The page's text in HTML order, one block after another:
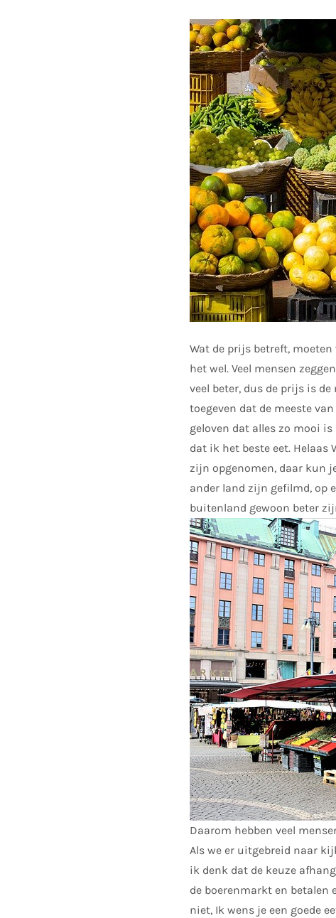
Wat de prijs betreft,
het wel. Veel mensen
veel beter, dus de prijs is
toegeven dat de meeste
geloven dat alles zo mooi
dat ik het beste eet.
zijn opgenomen, daar kun
ander land zijn gefilmd, op
buitenland gewoon beter
Daarom hebben veel
Als we er uitgebreid naar
ik denk dat de keuze
de boerenmarkt en betalen
niet, Ik wens je een goede